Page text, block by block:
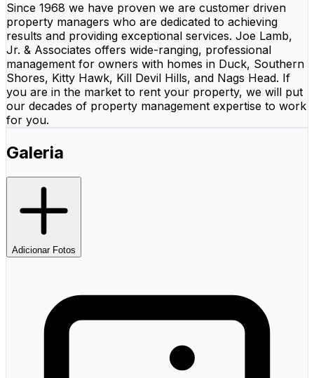
Since 1968 we have proven we are customer driven
property managers who are dedicated to achieving
results and providing exceptional services. Joe Lamb,
Jr. & Associates offers wide-ranging, professional
management for owners with homes in Duck, Southern
Shores, Kitty Hawk, Kill Devil Hills, and Nags Head. If
you are in the market to rent your property, we will put
our decades of property management expertise to work
for you.
Galeria
Adicionar Fotos